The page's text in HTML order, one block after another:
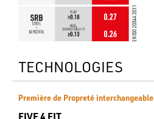
TECHNOLOGIES
Première de Propreté interchangeable
FIVE 4 FIT